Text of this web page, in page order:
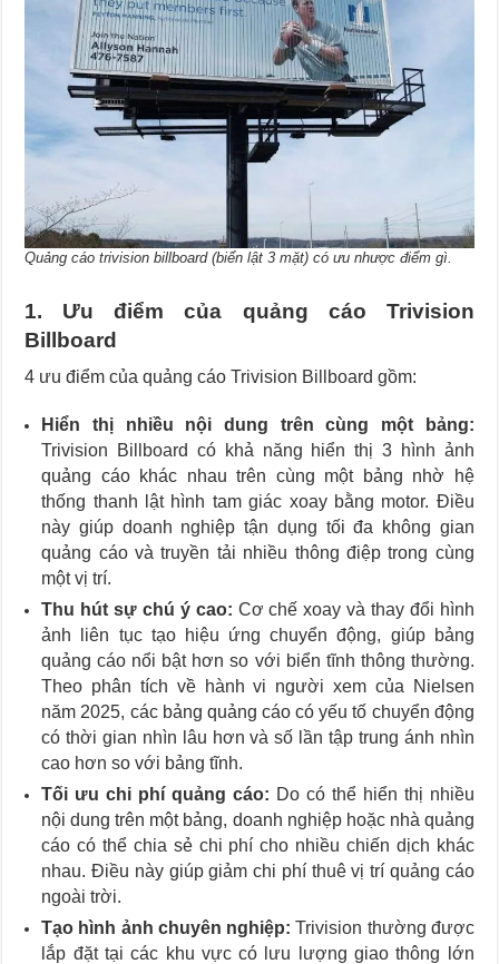
Quảng cáo trivision billboard (biển lật 3 mặt) có ưu nhược điểm gì.
1. Ưu điểm của quảng cáo Trivision
Billboard
4 ưu điểm của quảng cáo Trivision Billboard gồm:
Hiển thị nhiều nội dung trên cùng một bảng:
Trivision Billboard có khả năng hiển thị 3 hình ảnh
quảng cáo khác nhau trên cùng một bảng nhờ hệ
thống thanh lật hình tam giác xoay bằng motor. Điều
này giúp doanh nghiệp tận dụng tối đa không gian
quảng cáo và truyền tải nhiều thông điệp trong cùng
một vị trí.
Thu hút sự chú ý cao: Cơ chế xoay và thay đổi hình
ảnh liên tục tạo hiệu ứng chuyển động, giúp bảng
quảng cáo nổi bật hơn so với biển tĩnh thông thường.
Theo phân tích về hành vi người xem của Nielsen
năm 2025, các bảng quảng cáo có yếu tố chuyển động
có thời gian nhìn lâu hơn và số lần tập trung ánh nhìn
cao hơn so với bảng tĩnh.
Tối ưu chi phí quảng cáo: Do có thể hiển thị nhiều
nội dung trên một bảng, doanh nghiệp hoặc nhà quảng
cáo có thể chia sẻ chi phí cho nhiều chiến dịch khác
nhau. Điều này giúp giảm chi phí thuê vị trí quảng cáo
ngoài trời.
Tạo hình ảnh chuyên nghiệp: Trivision thường được
lắp đặt tại các khu vực có lưu lượng giao thông lớn